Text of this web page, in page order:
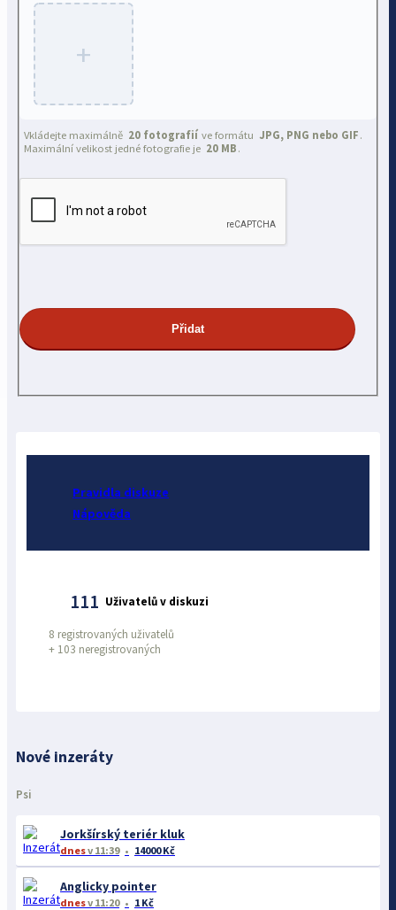
+
Vkládejte maximálně 20 fotografií ve formátu JPG, PNG nebo GIF .
Maximální velikost jedné fotografie je 20 MB .
Pravidla diskuze
Nápověda
111 Uživatelů v diskuzi
8 registrovaných uživatelů
+ 103 neregistrovaných
Nové inzeráty
Psi
Jorkšírský teriér kluk
dnesv 11:39 14000 Kč
Anglicky pointer
dnesv 11:20 1 Kč